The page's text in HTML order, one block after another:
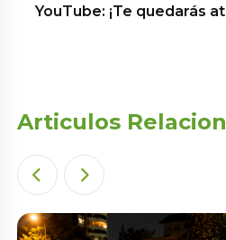
YouTube: ¡Te quedarás
Articulos